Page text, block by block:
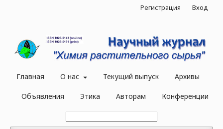
Главная О нас Текущий выпуск Архивы
Объявления Этика Авторам Конференции
Регистрация Вход